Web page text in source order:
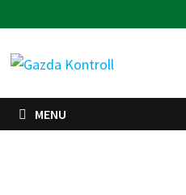
to
content
MENU